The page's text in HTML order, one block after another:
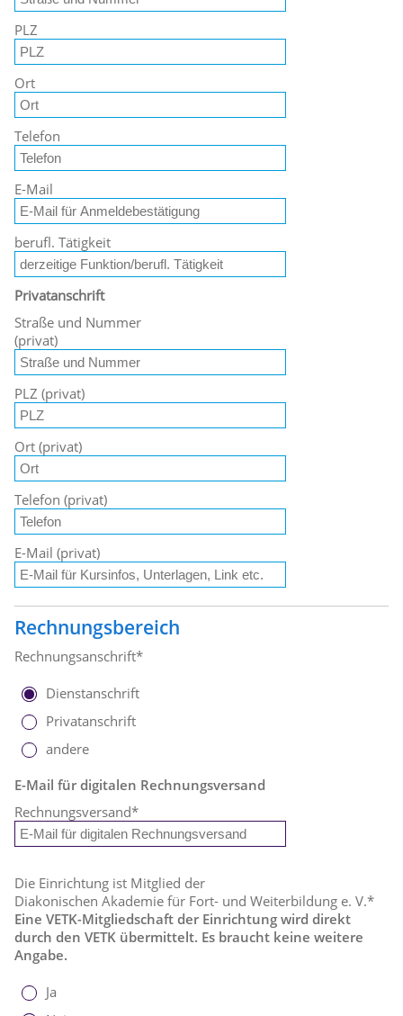
PLZ
Ort
Telefon
E-Mail
berufl. Tätigkeit
Privatanschrift
Straße und Nummer
(privat)
PLZ (privat)
Ort (privat)
Telefon (privat)
E-Mail (privat)
Rechnungsbereich
Rechnungsanschrift*
Dienstanschrift
Privatanschrift
andere
E-Mail für digitalen Rechnungsversand
Rechnungsversand*
Die Einrichtung ist Mitglied der
Diakonischen Akademie für Fort- und Weiterbildung e. V.*
Eine VETK-Mitgliedschaft der Einrichtung wird direkt
durch den VETK übermittelt. Es braucht keine weitere
Angabe.
Ja